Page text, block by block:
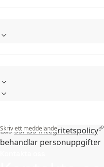
Skriv ett meddelande
LäsSSABs integritetspolicy
behandlar personuppgifter